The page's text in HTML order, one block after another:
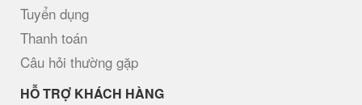
Tuyển dụng
Thanh toán
Câu hỏi thường gặp
HỖ TRỢ KHÁCH HÀNG